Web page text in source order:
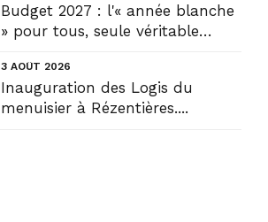
Budget 2027 : l'« année blanche
» pour tous, seule véritable
3 AOÛT 2026
Inauguration des Logis du
menuisier à Rézentières....